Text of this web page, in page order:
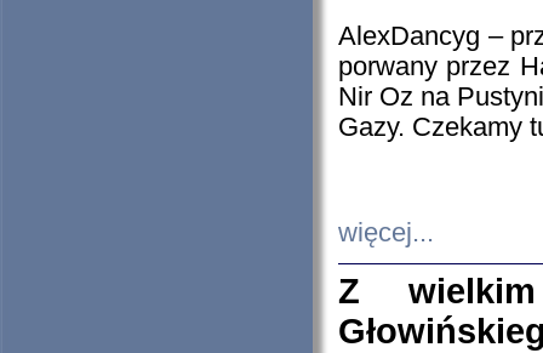
AlexDancyg –
porwany przez
Nir Oz na
Gazy. Czekamy
więcej...
Z